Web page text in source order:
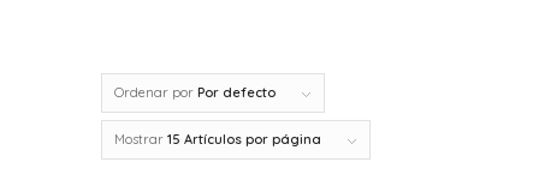
Ordenar por Por defecto
Mostrar 15 Artículos por página